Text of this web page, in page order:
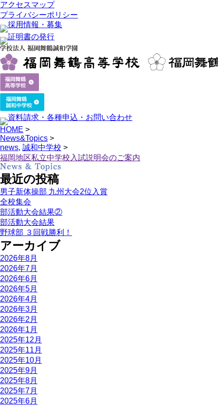
アクセスマップ
プライバシーポリシー
HOME >
News&Topics >
news, 誠和中学校 >
福岡地区私立中学校入試説明会のご案内
最近の投稿
男子新体操部 九州大会2位入賞
全校集会
部活動大会結果②
部活動大会結果
野球部 ３回戦勝利！
アーカイブ
2026年8月
2026年7月
2026年6月
2026年5月
2026年4月
2026年3月
2026年2月
2026年1月
2025年12月
2025年11月
2025年10月
2025年9月
2025年8月
2025年7月
2025年6月